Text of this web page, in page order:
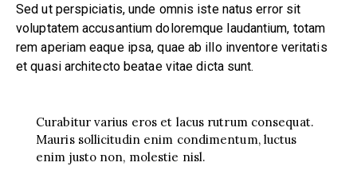
Sed ut perspiciatis, unde omnis iste natus error sit
voluptatem accusantium doloremque laudantium, totam
rem aperiam eaque ipsa, quae ab illo inventore veritatis
et quasi architecto beatae vitae dicta sunt.
Curabitur varius eros et lacus rutrum consequat.
Mauris sollicitudin enim condimentum, luctus
enim justo non, molestie nisl.